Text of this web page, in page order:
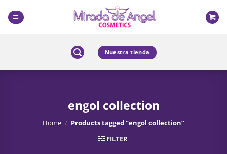
content
Nuestra tienda
engol collection
Home / Products tagged “engol collection”
FILTER